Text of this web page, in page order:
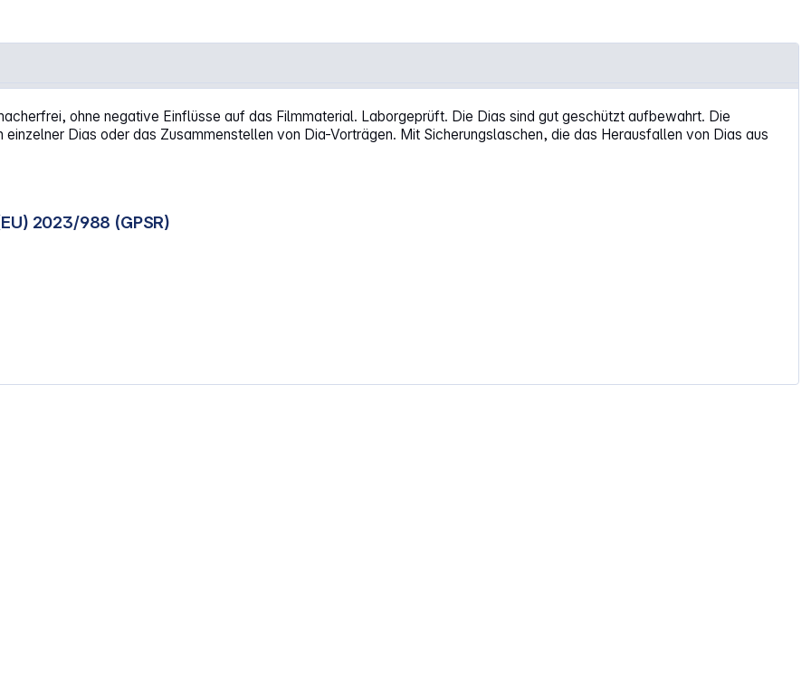
7698"
ohne negative Einflüsse auf das Filmmaterial. Laborgeprüft. Die Dias sind gut geschützt aufbewahrt. Die
Dias oder das Zusammenstellen von Dia-Vorträgen. Mit Sicherungslaschen, die das Herausfallen von Dias aus
2023/988 (GPSR)